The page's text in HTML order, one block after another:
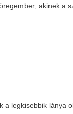
akinek a
a legkisebbik lánya